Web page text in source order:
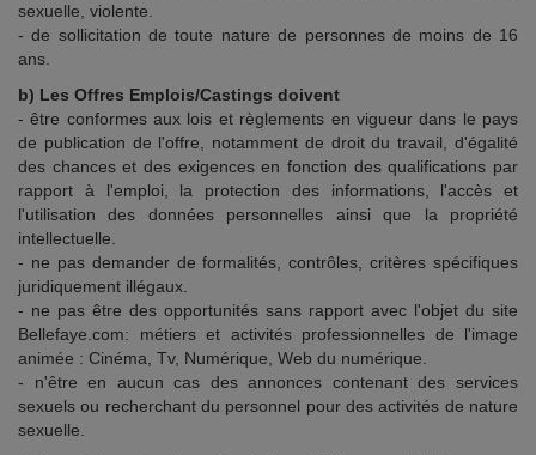
sexuelle, violente.
- de sollicitation de toute nature de personnes de moins de 16
ans.
b) Les Offres Emplois/Castings doivent
- être conformes aux lois et règlements en vigueur dans le pays
de publication de l'offre, notamment de droit du travail, d'égalité
des chances et des exigences en fonction des qualifications par
rapport à l'emploi, la protection des informations, l'accès et
l'utilisation des données personnelles ainsi que la propriété
intellectuelle.
- ne pas demander de formalités, contrôles, critères spécifiques
juridiquement illégaux.
- ne pas être des opportunités sans rapport avec l'objet du site
Bellefaye.com: métiers et activités professionnelles de l'image
animée : Cinéma, Tv, Numérique, Web du numérique.
- n'être en aucun cas des annonces contenant des services
sexuels ou recherchant du personnel pour des activités de nature
sexuelle.